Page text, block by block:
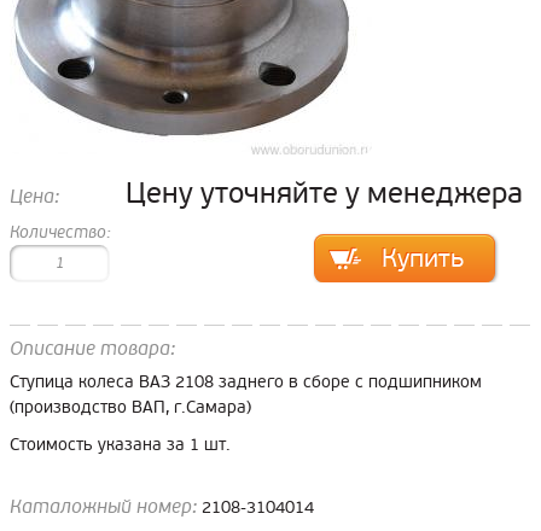
Цена: Цену уточняйте у менеджера
Количество:
Описание товара:
Ступица колеса ВАЗ 2108 заднего в сборе с подшипником
(производство ВАП, г.Самара)
Стоимость указана за 1 шт.
Каталожный номер: 2108-3104014